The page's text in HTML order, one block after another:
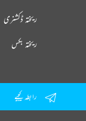
ریختہ ڈکشنری
ریختہ بکس
رابطہ کیجیے